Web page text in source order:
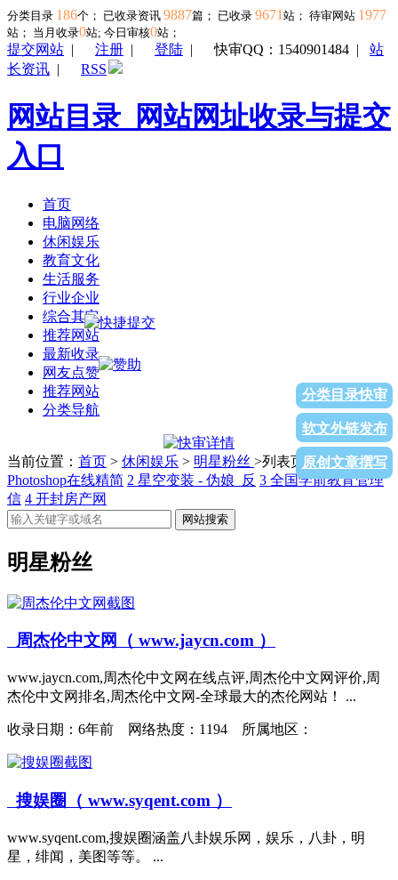
分类目录 186个； 已收录资讯 9887篇； 已收录 9671 站； 待审网站 1977
站； 当月收录0站; 今日审核0站；
提交网站 | 注册 | 登陆 |快审QQ：1540901484 | 站
长资讯 | RSS
网站目录_网站网址收录与提交
入口
首页
电脑网络
休闲娱乐
教育文化
生活服务
行业企业
综合其它
推荐网站
最新收录
网友点赞
推荐网站
分类导航
分类目录快审
软文外链发布
原创文章撰写
当前位置： 首页 > 休闲娱乐 > 明星粉丝 >列表页面1
Photoshop在线精简 2 星空变装 - 伪娘_反 3 全国学前教育管理
信 4 开封房产网
网站搜索
明星粉丝
周杰伦中文网（ www.jaycn.com ）
www.jaycn.com,周杰伦中文网在线点评,周杰伦中文网评价,周
杰伦中文网排名,周杰伦中文网-全球最大的杰伦网站！ ...
收录日期： 6年前 网络热度：1194 所属地区：
搜娱圈（ www.syqent.com ）
www.syqent.com,搜娱圈涵盖八卦娱乐网，娱乐，八卦，明
星，绯闻，美图等等。 ...